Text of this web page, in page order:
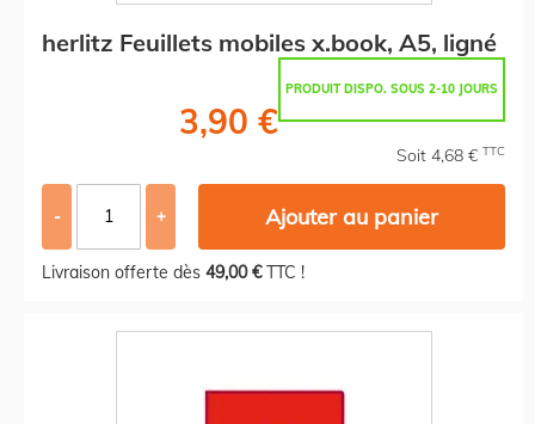
herlitz Feuillets mobiles x.book, A5, ligné
PRODUIT DISPO. SOUS 2-10 JOURS
3,90 €
Soit 4,68 € TTC
- + Ajouter au panier
Livraison offerte dès 49,00 €TTC !